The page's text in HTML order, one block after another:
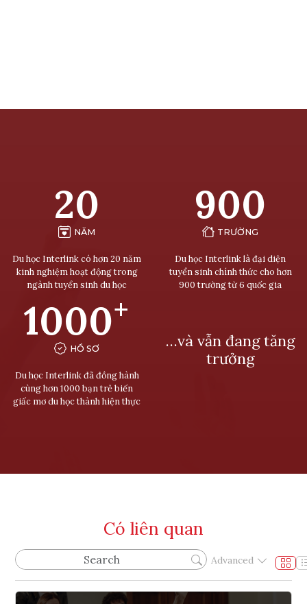
20
NĂM
Du học Interlink có hơn 20 năm
kinh nghiệm hoạt động trong
ngành tuyển sinh du học
900
TRƯỜNG
Du học Interlink là đại diện
tuyển sinh chính thức cho hơn
900 trường từ 6 quốc gia
1000+
HỒ SƠ
Du học Interlink đã đồng hành
cùng hơn 1000 bạn trẻ biến
giấc mơ du học thành hiện thực
…và vẫn đang tăng
trưởng
Có liên quan
Advanced